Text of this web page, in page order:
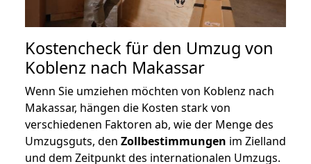
Kostencheck für den Umzug von
Koblenz nach Makassar
Wenn Sie umziehen möchten von Koblenz nach
Makassar, hängen die Kosten stark von
verschiedenen Faktoren ab, wie der Menge des
Umzugsguts, den Zollbestimmungen im Zielland
und dem Zeitpunkt des internationalen Umzugs.